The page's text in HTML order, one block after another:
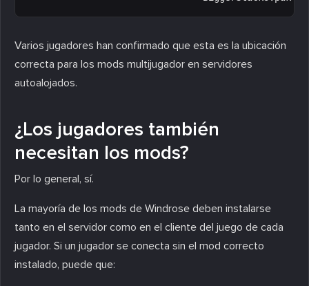
Varios jugadores han confirmado que esta es la ubicación
correcta para los mods multijugador en servidores
autoalojados.
¿Los jugadores también
necesitan los mods?
Por lo general, sí.
La mayoría de los mods de Windrose deben instalarse
tanto en el servidor como en el cliente del juego de cada
jugador. Si un jugador se conecta sin el mod correcto
instalado, puede que: